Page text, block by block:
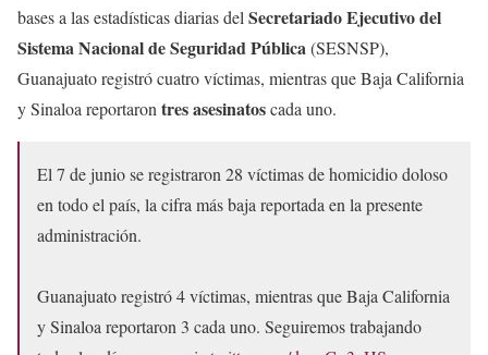
bases a las estadísticas diarias del Secretariado Ejecutivo del
Sistema Nacional de Seguridad Pública(SESNSP),
Guanajuato registró cuatro víctimas, mientras que Baja California
y Sinaloa reportaron tres asesinatoscada uno.
El 7 de junio se registraron 28 víctimas de homicidio doloso
en todo el país, la cifra más baja reportada en la presente
administración.
Guanajuato registró 4 víctimas, mientras que Baja California
y Sinaloa reportaron 3 cada uno. Seguiremos trabajando